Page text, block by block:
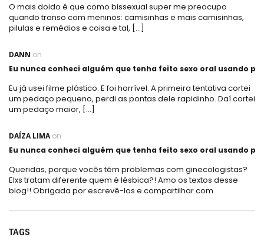
O mais doido é que como bissexual super me preocupo
quando transo com meninos: camisinhas e mais camisinhas,
pilulas e remédios e coisa e tal, […]
DANN on
Eu nunca conheci alguém que tenha feito sexo oral usando
Eu já usei filme plástico. E foi horrível. A primeira tentativa cortei
um pedaço pequeno, perdi as pontas dele rapidinho. Daí cortei
um pedaço maior, […]
DAÍZA LIMAon
Eu nunca conheci alguém que tenha feito sexo oral usando
Queridas, porque vocês têm problemas com ginecologistas?
Elxs tratam diferente quem é lésbica?! Amo os textos desse
blog!! Obrigada por escrevê-los e compartilhar com
TAGS